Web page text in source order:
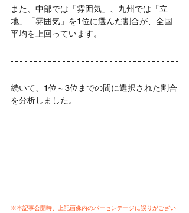
また、中部では「雰囲気」、九州では「立
地」「雰囲気」を1位に選んだ割合が、全国
平均を上回っています。
続いて、1位～3位までの間に選択された割合
を分析しました。
※本記事公開時、上記画像内のパーセンテージに誤りがござい